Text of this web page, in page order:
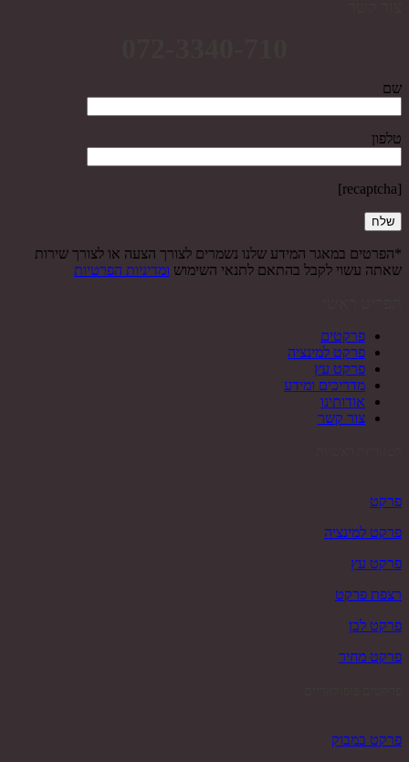
שם
טלפון
[recaptcha]
*הפרטים במאגר המידע שלנו נשמרים לצורך הצעה או לצורך שירות
שאתה עשוי לקבל בהתאם לתנאי השימוש ומדיניות הפרטיות
פרקטים
פרקט למינציה
פרקט עץ
מדריכים ומידע
אודותינו
צור קשר
פרקט
פרקט למינציה
פרקט עץ
רצפת פרקט
פרקט לבן
פרקט מחיר
פרקט במבוק